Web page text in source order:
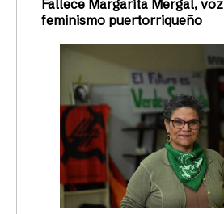
Fallece Margarita Mergal,
feminismo puertorriqueño